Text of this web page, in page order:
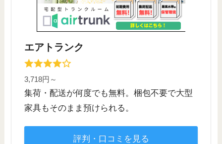
エアトランク
3,718円～
集荷・配送が何度でも無料。梱包不要で大型
家具もそのまま預けられる。
評判・口コミを見る